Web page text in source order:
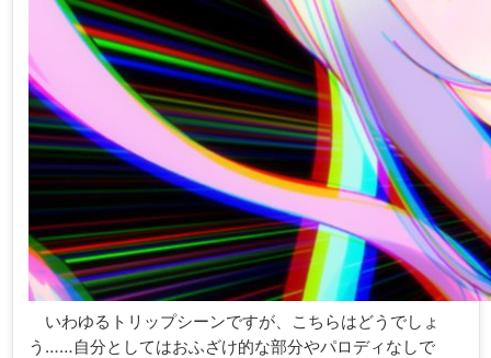
いわゆるトリップシーンですが、こちらはどうでしょ
う……自分としてはおふざけ的な部分やパロディなしで